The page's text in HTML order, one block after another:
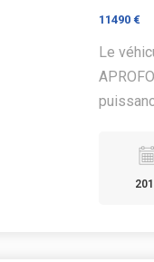
11490 €
Le